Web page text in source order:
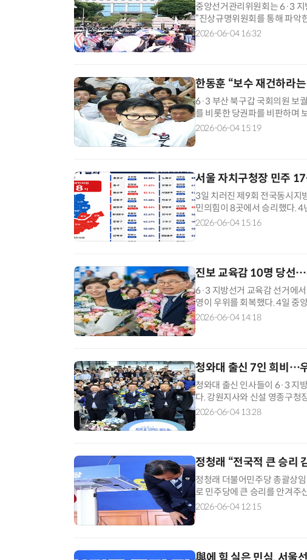
중앙선거관리위원회는 6·3
“진상규명위원회를 통해 파악
밝히겠다”고 발표했다. 중앙
2026-06-04 16:32
한동훈 “보수 재건하라
6·3 부산 북구갑 국회의원 보
를 비롯한 당권파를 비판하며
북구 선거사무소에서 기자회
2026-06-04 15:19
서울 자치구청장 민주
3일 치러진 제9회 전국동시지
민의힘이 8곳에서 승리했다.
졌다. 4일 중앙선거관리위원
2026-06-04 15:16
진보 교육감 10명 당선
6·3 지방선거 교육감 선거에
영이 우위를 회복했다. 4일 중
산·강원·충남·전남·전북·제
2026-06-04 14:18
청와대 출신 7인 희비…
청와대 출신 인사들이 6·3 지
다. 강원지사와 신설 영종구청
입성했다. 반면 부산 북갑과
2026-06-04 13:28
정청래 “전국적 큰 승리
정청래 더불어민주당 총괄상
로 민주당에 큰 승리를 안겨주
아프다”고 밝혔다. 정 위원장
2026-06-04 12:15